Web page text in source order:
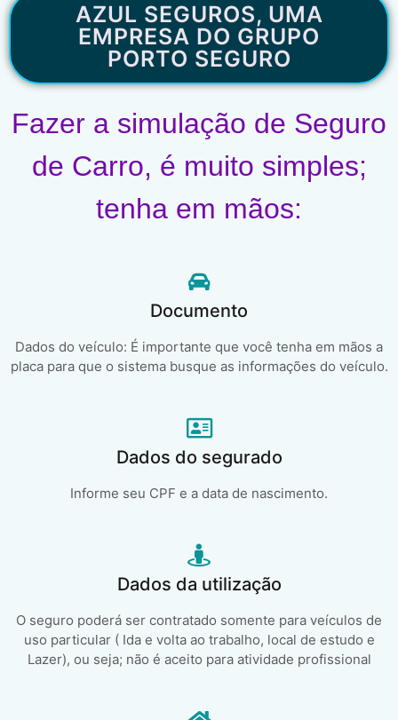
AZUL SEGUROS, UMA
EMPRESA DO GRUPO
PORTO SEGURO
Fazer a simulação de Seguro
de Carro, é muito simples;
tenha em mãos:
Documento
Dados do veículo: É importante que você tenha em mãos a
placa para que o sistema busque as informações do veículo.
Dados do segurado
Informe seu CPF e a data de nascimento.
Dados da utilização
O seguro poderá ser contratado somente para veículos de
uso particular ( Ida e volta ao trabalho, local de estudo e
Lazer), ou seja; não é aceito para atividade profissional